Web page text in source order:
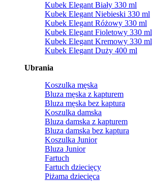
Kubek Elegant Biały 330 ml
Kubek Elegant Niebieski 330 ml
Kubek Elegant Różowy 330 ml
Kubek Elegant Fioletowy 330 ml
Kubek Elegant Kremowy 330 ml
Kubek Elegant Duży 400 ml
Ubrania
Koszulka męska
Bluza męska z kapturem
Bluza męska bez kaptura
Koszulka damska
Bluza damska z kapturem
Bluza damska bez kaptura
Koszulka Junior
Bluza Junior
Fartuch
Fartuch dziecięcy
Piżama dziecięca